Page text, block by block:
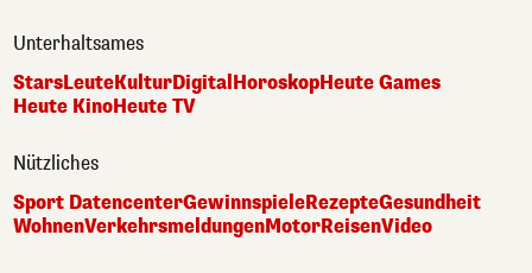
Unterhaltsames
StarsLeuteKulturDigitalHoroskopHeute Games
Heute KinoHeute TV
Nützliches
Sport DatencenterGewinnspieleRezepteGesundheit
WohnenVerkehrsmeldungenMotorReisenVideo